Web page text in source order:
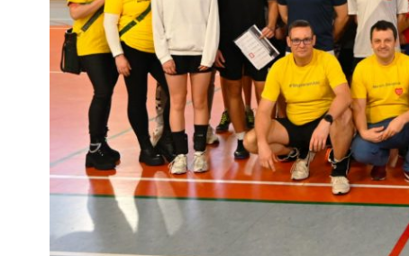
kolejnych afer w ochronie zdrowia — czas zacząć mówić o